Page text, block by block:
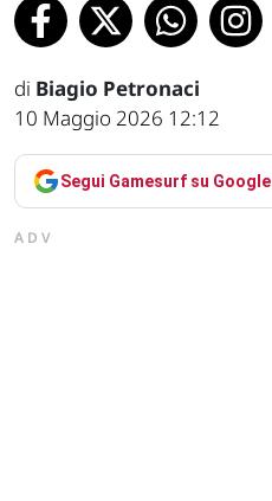
di Biagio Petronaci
10 Maggio 2026 12:12
Segui Gamesurf su Google
ADV